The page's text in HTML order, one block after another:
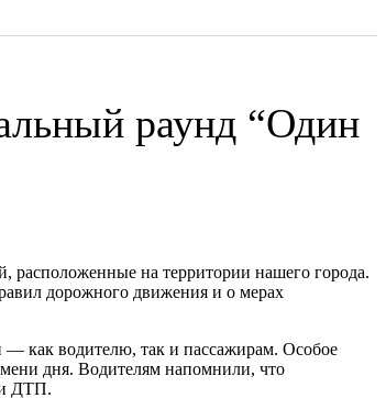
раунд “Один
расположенные на территории нашего города.
дорожного движения и о мерах
— как водителю, так и пассажирам. Особое
дня. Водителям напомнили, что
ДТП.